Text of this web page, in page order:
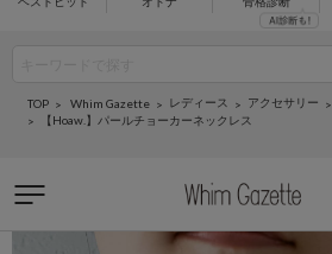
TOP Whim Gazette レディース アクセサリー
【Hoaw.】パールチョーカーネックレス